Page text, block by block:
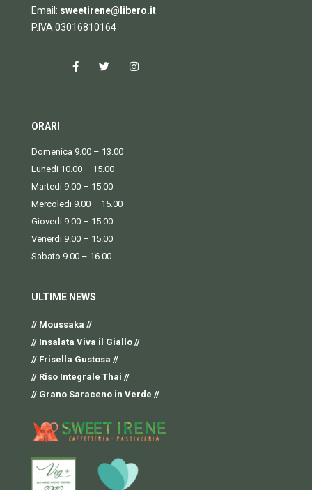
Email: sweetirene@libero.it
P.IVA 03016810164
ORARI
Domenica 9.00 – 13.00
Lunedi 10.00 – 15.00
Martedi 9.00 – 15.00
Mercoledi 9.00 – 15.00
Giovedi 9.00 – 15.00
Venerdi 9.00 – 15.00
Sabato 9.00 – 16.00
ULTIME NEWS
// Moussaka //
// Insalata Viva il Giallo //
// Frisella Gustosa //
// Riso Integrale Thai //
// Grano Saraceno in Verde //